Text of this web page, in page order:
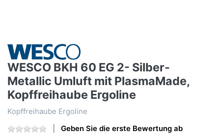
WESCO BKH 60 EG 2- Silber-
Metallic Umluft mit PlasmaMade,
Kopffreihaube Ergoline
Kopffreihaube Ergoline
Geben Sie die erste Bewertung ab